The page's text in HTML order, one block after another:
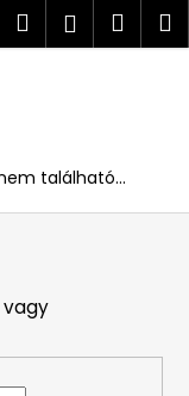
Keresés
található...
vagy